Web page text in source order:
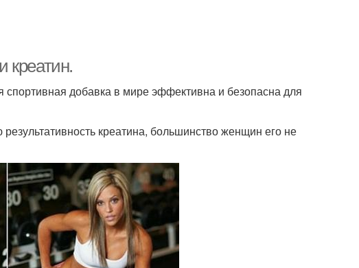
креатин.
добавка в мире эффективна и безопасна для
креатина, большинство женщин его не